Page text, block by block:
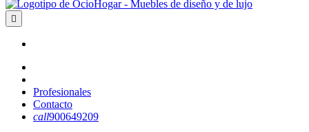

Profesionales
Contacto
call900649209